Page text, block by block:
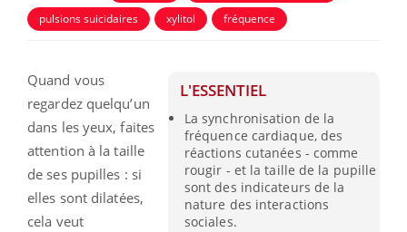
pulsions suicidaires
xylitol fréquence
L'ESSENTIEL
La synchronisation de la
fréquence cardiaque, des
réactions cutanées - comme
rougir - et la taille de la pupille
sont des indicateurs de la
nature des interactions
sociales.
Quand vous
regardez quelqu’un
dans les yeux, faites
attention à la taille
de ses pupilles : si
elles sont dilatées,
cela veut